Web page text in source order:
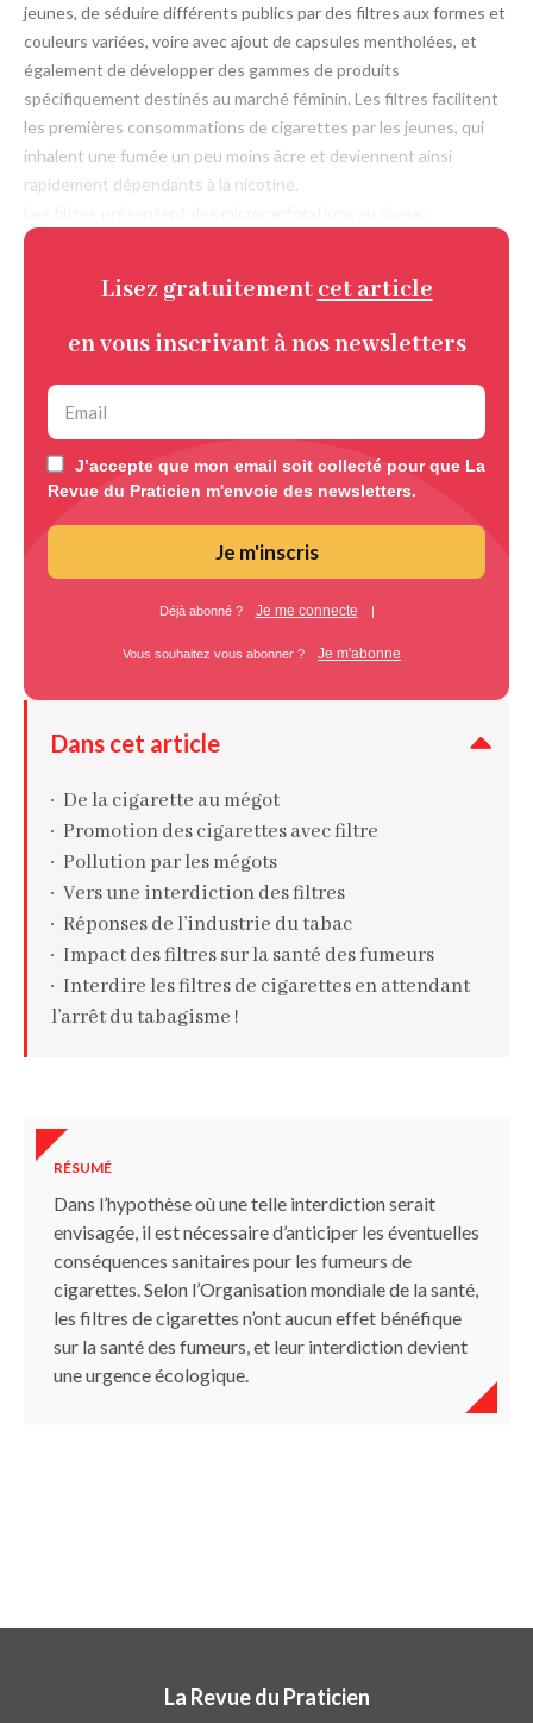
jeunes, de séduire différents publics par des filtres aux formes et
couleurs variées, voire avec ajout de capsules mentholées, et
également de développer des gammes de produits
spécifiquement destinés au marché féminin. Les filtres facilitent
les premières consommations de cigarettes par les jeunes, qui
inhalent une fumée un peu moins âcre et deviennent ainsi
rapidement dépendants à la nicotine.
Lisez gratuitement cet article
en vous inscrivant à nos newsletters
J’accepte que mon email soit collecté pour que La
Revue du Praticien m'envoie des newsletters.
Je m'inscris
Déjà abonné ? Je me connecte |
Vous souhaitez vous abonner ? Je m'abonne
Dans cet article
De la cigarette au mégot
Promotion des cigarettes avec filtre
Pollution par les mégots
Vers une interdiction des filtres
Réponses de l’industrie du tabac
Impact des filtres sur la santé des fumeurs
Interdire les filtres de cigarettes en attendant
l’arrêt du tabagisme !
RÉSUMÉ
Dans l’hypothèse où une telle interdiction serait
envisagée, il est nécessaire d’anticiper les éventuelles
conséquences sanitaires pour les fumeurs de
cigarettes. Selon l’Organisation mondiale de la santé,
les filtres de cigarettes n’ont aucun effet bénéfique
sur la santé des fumeurs, et leur interdiction devient
une urgence écologique.
La Revue du Praticien